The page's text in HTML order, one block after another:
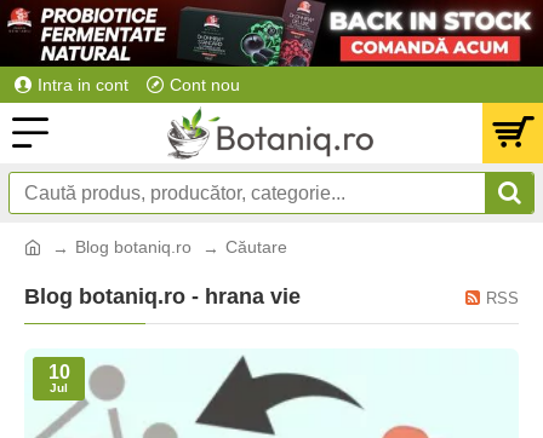
Intra in cont Cont nou
Blog botaniq.ro Căutare
Blog botaniq.ro - hrana vie RSS
10
Jul